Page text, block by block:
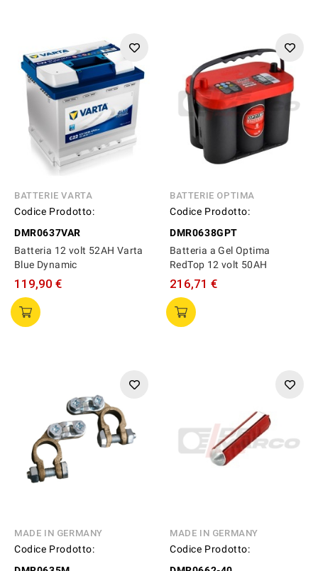
BATTERIE VARTA
Codice Prodotto:
DMR0637VAR
Batteria 12 volt 52AH Varta
Blue Dynamic
119,90 €
BATTERIE OPTIMA
Codice Prodotto:
DMR0638GPT
Batteria a Gel Optima
RedTop 12 volt 50AH
216,71 €
MADE IN GERMANY
Codice Prodotto:
MADE IN GERMANY
Codice Prodotto: